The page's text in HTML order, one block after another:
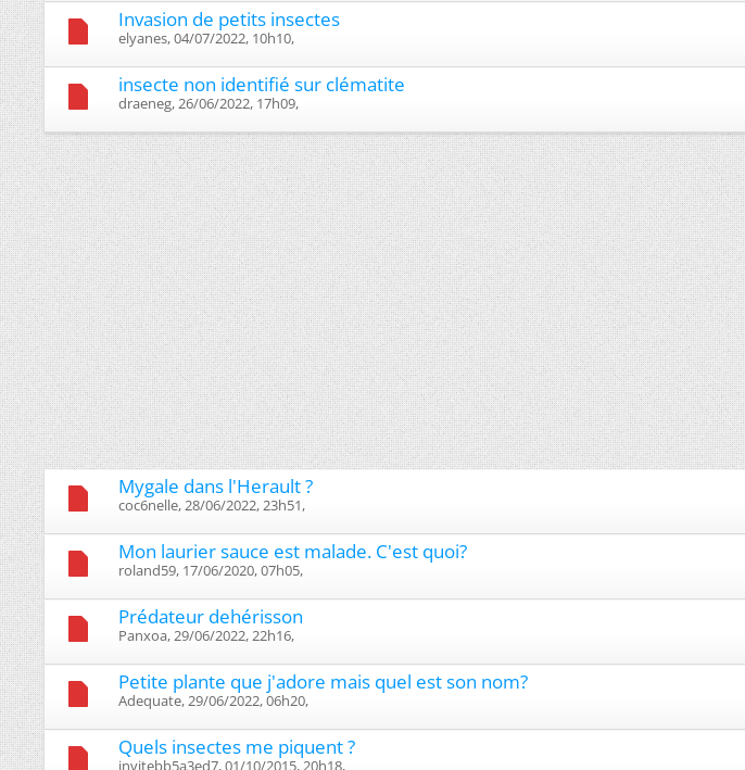
Invasion de petits insectes
elyanes, 04/07/2022, 10h10, ‎
insecte non identifié sur clématite
draeneg, 26/06/2022, 17h09, ‎
Mygale dans l'Herault ?
coc6nelle, 28/06/2022, 23h51, ‎
Mon laurier sauce est malade. C'est quoi?
roland59, 17/06/2020, 07h05, ‎
Prédateur dehérisson
Panxoa, 29/06/2022, 22h16, ‎
Petite plante que j'adore mais quel est son nom?
Adequate, 29/06/2022, 06h20, ‎
Quels insectes me piquent ?
invitebb5a3ed7, 01/10/2015, 20h18, ‎